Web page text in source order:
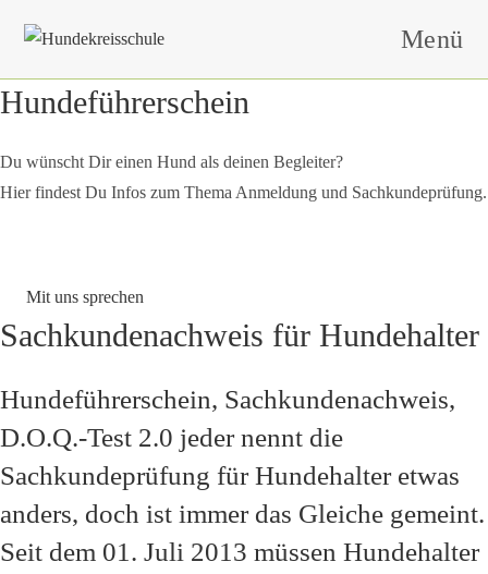
Inhalt
Menü
Hundeführerschein
Du wünscht Dir einen Hund als deinen Begleiter?
Hier findest Du Infos zum Thema Anmeldung und Sachkundeprüfung.
Mit uns sprechen
Sachkundenachweis für Hundehalter
Hundeführerschein, Sachkundenachweis,
D.O.Q.-Test 2.0 jeder nennt die
Sachkundeprüfung für Hundehalter etwas
anders, doch ist immer das Gleiche gemeint.
Seit dem 01. Juli 2013 müssen Hundehalter